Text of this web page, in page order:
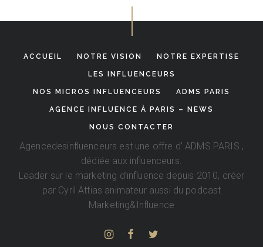
ACCUEIL NOTRE VISION NOTRE EXPERTISE
LES INFLUENCEURS
NOS MICROS INFLUENCEURS ADMS PARIS
AGENCE INFLUENCE À PARIS – NEWS
NOUS CONTACTER
Agencedesinfluenceurs est une offre d’ADMS.PARIS ,
dédiée aux influenceurs.
Leader sur le marketing d’influence depuis 2010, créer
par Cyril Attias animateur aussi du podcast
Marketing&Influence